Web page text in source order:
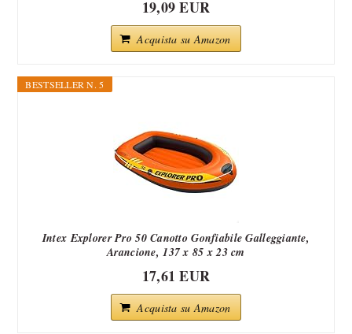
19,09 EUR
Acquista su Amazon
BESTSELLER N. 5
Intex Explorer Pro 50 Canotto Gonfiabile Galleggiante,
Arancione, 137 x 85 x 23 cm
17,61 EUR
Acquista su Amazon